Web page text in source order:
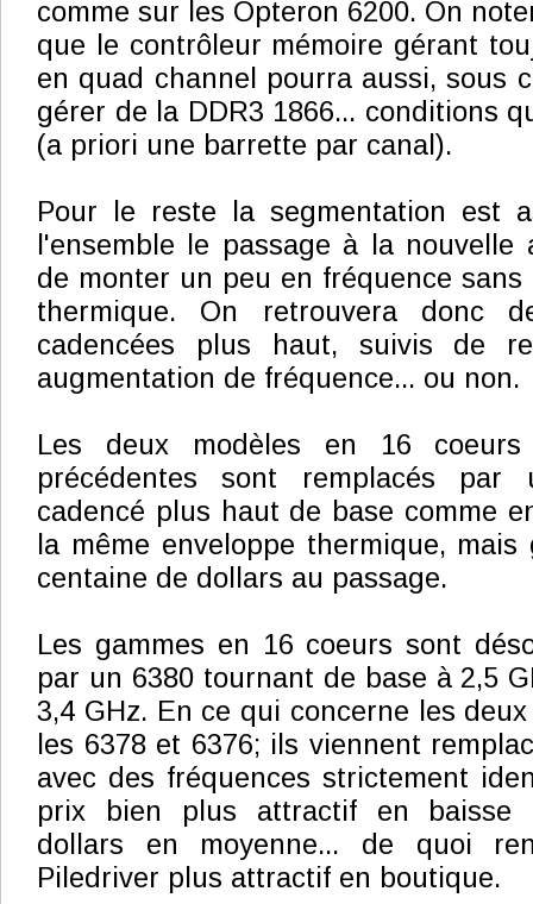
comme sur les Opteron 6200. On
que le contrôleur mémoire gérant
en quad channel pourra aussi, sous
gérer de la DDR3 1866... conditions
(a priori une barrette par canal).
Pour le reste la segmentation est
l'ensemble le passage à la nouvelle
de monter un peu en fréquence
thermique. On retrouvera donc
cadencées plus haut, suivis de
augmentation de fréquence... ou non.
Les deux modèles en 16
précédentes sont remplacés
cadencé plus haut de base comme
la même enveloppe thermique,
centaine de dollars au passage.
Les gammes en 16 coeurs sont
par un 6380 tournant de base à 2,5
3,4 GHz. En ce qui concerne les
les 6378 et 6376; ils viennent
avec des fréquences strictement
prix bien plus attractif en baisse
dollars en moyenne... de quoi
Piledriver plus attractif en boutique.